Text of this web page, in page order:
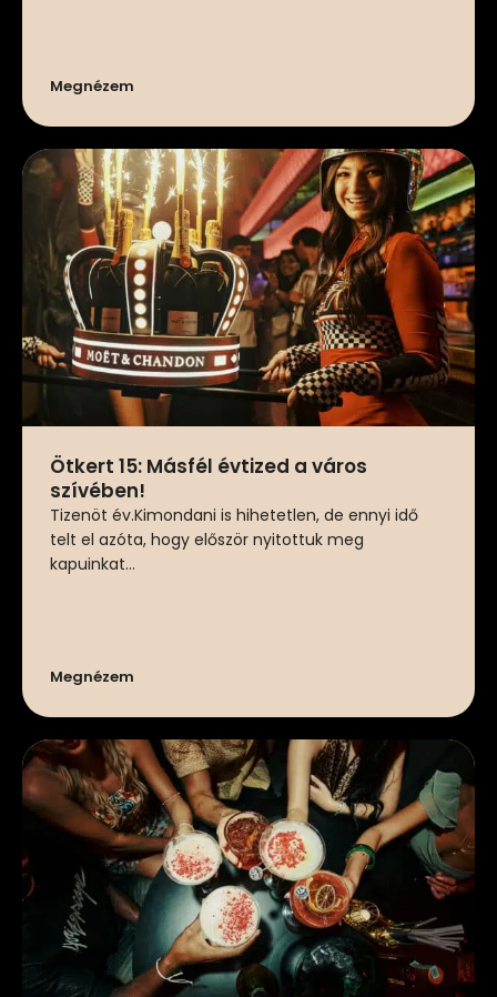
Megnézem
Ötkert 15: Másfél évtized a város
szívében!
Tizenöt év.Kimondani is hihetetlen, de ennyi idő
telt el azóta, hogy először nyitottuk meg
kapuinkat...
Megnézem